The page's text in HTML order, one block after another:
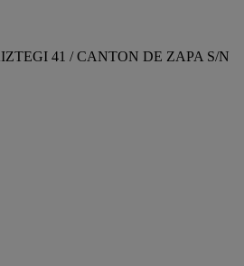
41 / CANTON DE ZAPA S/N